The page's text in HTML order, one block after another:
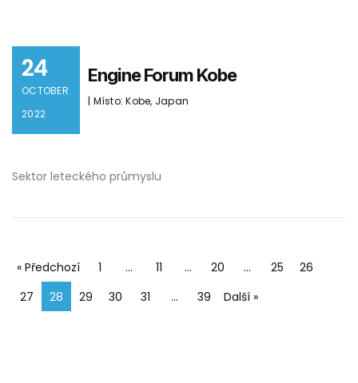
24
OCTOBER
2022
Engine Forum Kobe
| Místo: Kobe, Japan
Sektor leteckého průmyslu
« Předchozí 1 … 11 … 20 … 25
26
27
28 29 30 31 … 39 Další »